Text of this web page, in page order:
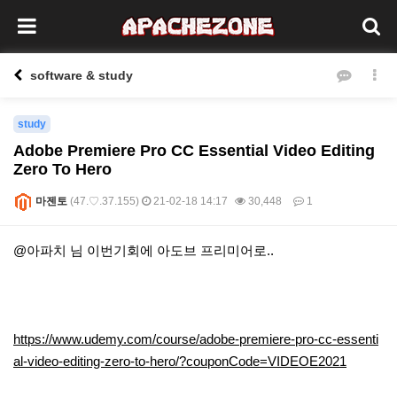
software & study
study
Adobe Premiere Pro CC Essential Video Editing
Zero To Hero
마젠토 (47.♡.37.155) 21-02-18 14:17 30,448 1
본문
@아파치 님 이번기회에 아도브 프리미어로..
https://www.udemy.com/course/adobe-premiere-pro-cc-essenti
al-video-editing-zero-to-hero/?couponCode=VIDEOE2021